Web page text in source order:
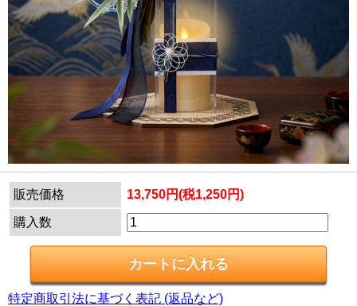
販売価格 13,750円(税1,250円)
購入数
特定商取引法に基づく表記 (返品など)